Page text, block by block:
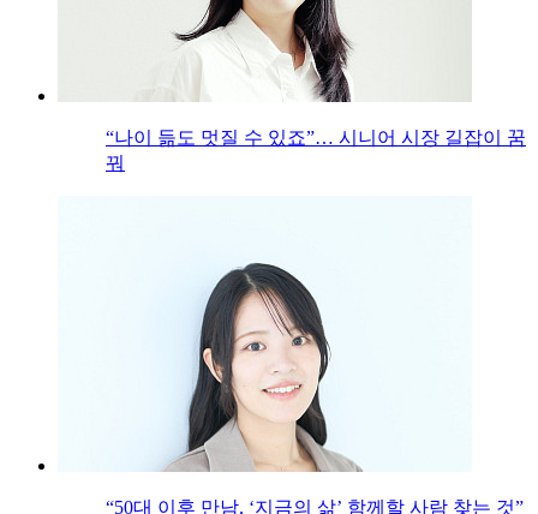
“나이 듦도 멋질 수 있죠”… 시니어 시장 길잡이 꿈
꿔
“50대 이후 만남, ‘지금의 삶’ 함께할 사람 찾는 것”